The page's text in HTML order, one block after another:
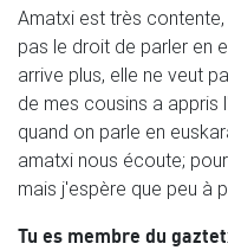
Amatxi est très
pas le droit de parler en
arrive plus, elle ne veut
de mes cousins a appris
quand on parle en
amatxi nous écoute;
mais j'espère que peu à
Tu es membre du